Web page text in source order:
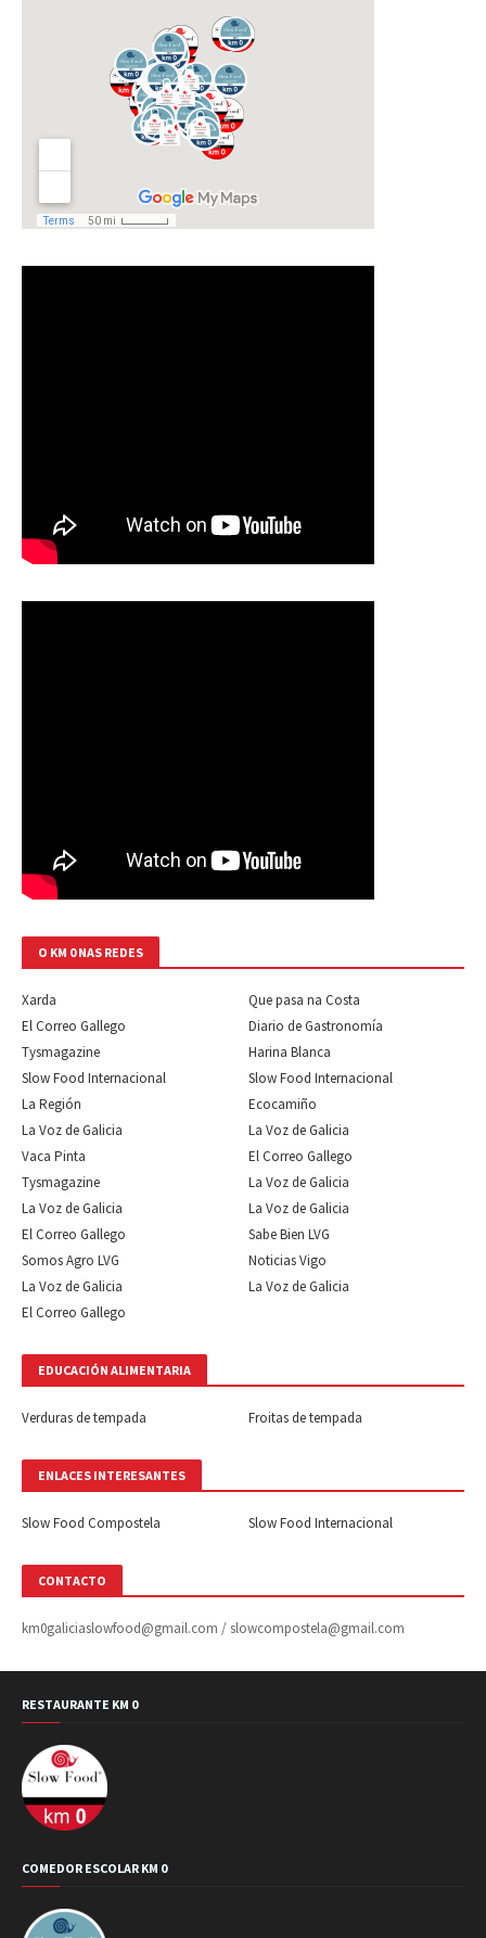
O KM 0 NAS REDES
Xarda
Que pasa na Costa
El Correo Gallego
Diario de Gastronomía
Tysmagazine
Harina Blanca
Slow Food Internacional
Slow Food Internacional
La Región
Ecocamiño
La Voz de Galicia
La Voz de Galicia
Vaca Pinta
El Correo Gallego
Tysmagazine
La Voz de Galicia
La Voz de Galicia
La Voz de Galicia
El Correo Gallego
Sabe Bien LVG
Somos Agro LVG
Noticias Vigo
La Voz de Galicia
La Voz de Galicia
El Correo Gallego
EDUCACIÓN ALIMENTARIA
Verduras de tempada Froitas de tempada
ENLACES INTERESANTES
Slow Food Compostela Slow Food Internacional
CONTACTO
km0galiciaslowfood@gmail.com / slowcompostela@gmail.com
RESTAURANTE KM 0
COMEDOR ESCOLAR KM 0